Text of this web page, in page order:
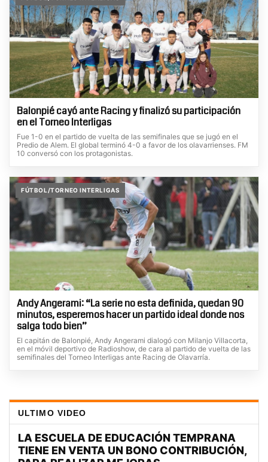
Balonpié cayó ante Racing y finalizó su participación
en el Torneo Interligas
Fue 1-0 en el partido de vuelta de las semifinales que se jugó en el
Predio de Alem. El global terminó 4-0 a favor de los olavarrienses. FM
10 conversó con los protagonistas.
FÚTBOL/TORNEO INTERLIGAS
Andy Angerami: “La serie no esta definida, quedan 90
minutos, esperemos hacer un partido ideal donde nos
salga todo bien”
El capitán de Balonpié, Andy Angerami dialogó con Milanjo Villacorta,
en el móvil deportivo de Radioshow, de cara al partido de vuelta de las
semifinales del Torneo Interligas ante Racing de Olavarría.
ULTIMO VIDEO